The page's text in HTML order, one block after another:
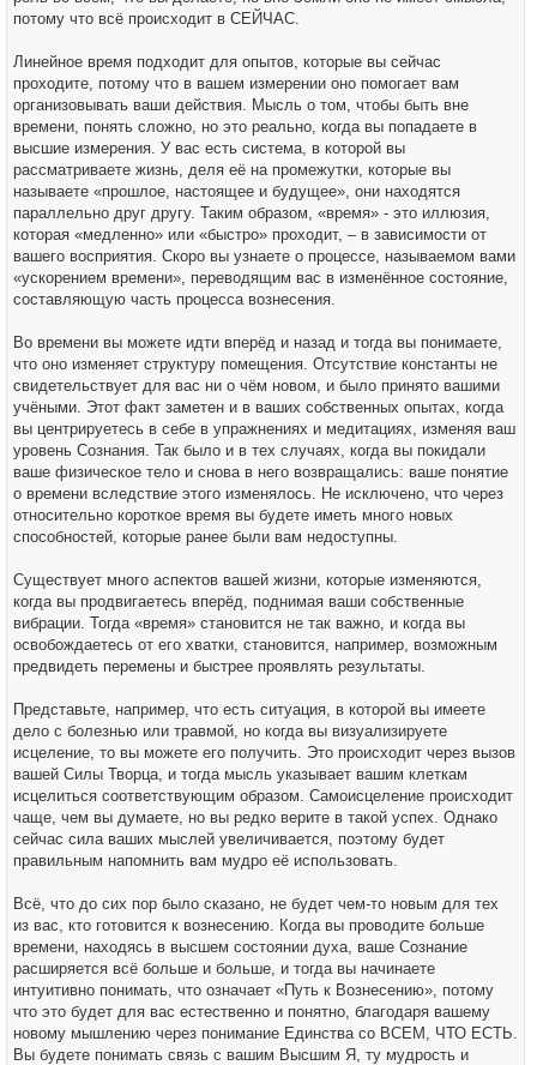
потому что всё происходит в СЕЙЧАС.
Линейное время подходит для опытов, которые вы сейчас
проходите, потому что в вашем измерении оно помогает вам
организовывать ваши действия. Мысль о том, чтобы быть вне
времени, понять сложно, но это реально, когда вы попадаете в
высшие измерения. У вас есть система, в которой вы
рассматриваете жизнь, деля её на промежутки, которые вы
называете «прошлое, настоящее и будущее», они находятся
параллельно друг другу. Таким образом, «время» - это иллюзия,
которая «медленно» или «быстро» проходит, – в зависимости от
вашего восприятия. Скоро вы узнаете о процессе, называемом вами
«ускорением времени», переводящим вас в изменённое состояние,
составляющую часть процесса вознесения.
Во времени вы можете идти вперёд и назад и тогда вы понимаете,
что оно изменяет структуру помещения. Отсутствие константы не
свидетельствует для вас ни о чём новом, и было принято вашими
учёными. Этот факт заметен и в ваших собственных опытах, когда
вы центрируетесь в себе в упражнениях и медитациях, изменяя ваш
уровень Сознания. Так было и в тех случаях, когда вы покидали
ваше физическое тело и снова в него возвращались: ваше понятие
о времени вследствие этого изменялось. Не исключено, что через
относительно короткое время вы будете иметь много новых
способностей, которые ранее были вам недоступны.
Существует много аспектов вашей жизни, которые изменяются,
когда вы продвигаетесь вперёд, поднимая ваши собственные
вибрации. Тогда «время» становится не так важно, и когда вы
освобождаетесь от его хватки, становится, например, возможным
предвидеть перемены и быстрее проявлять результаты.
Представьте, например, что есть ситуация, в которой вы имеете
дело с болезнью или травмой, но когда вы визуализируете
исцеление, то вы можете его получить. Это происходит через вызов
вашей Силы Творца, и тогда мысль указывает вашим клеткам
исцелиться соответствующим образом. Самоисцеление происходит
чаще, чем вы думаете, но вы редко верите в такой успех. Однако
сейчас сила ваших мыслей увеличивается, поэтому будет
правильным напомнить вам мудро её использовать.
Всё, что до сих пор было сказано, не будет чем-то новым для тех
из вас, кто готовится к вознесению. Когда вы проводите больше
времени, находясь в высшем состоянии духа, ваше Сознание
расширяется всё больше и больше, и тогда вы начинаете
интуитивно понимать, что означает «Путь к Вознесению», потому
что это будет для вас естественно и понятно, благодаря вашему
новому мышлению через понимание Единства со ВСЕМ, ЧТО ЕСТЬ.
Вы будете понимать связь с вашим Высшим Я, ту мудрость и